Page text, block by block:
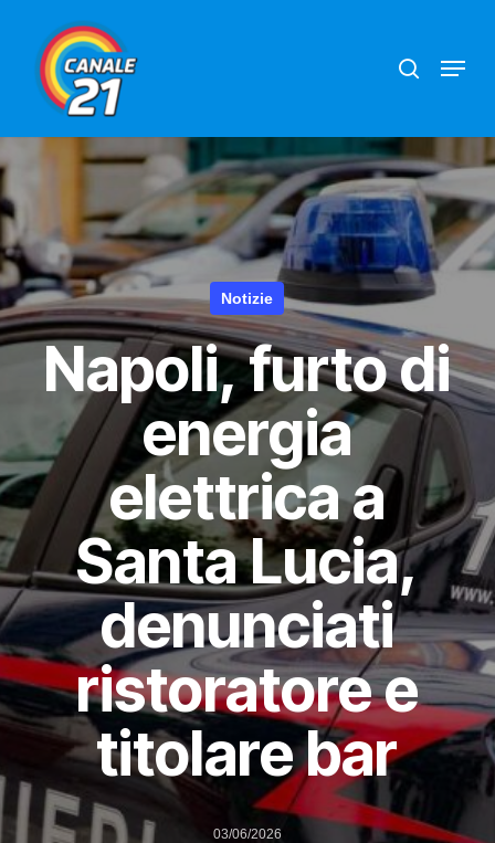
main
content
Menu
Notizie
Napoli, furto di
energia
elettrica a
Santa Lucia,
denunciati
ristoratore e
titolare bar
03/06/2026